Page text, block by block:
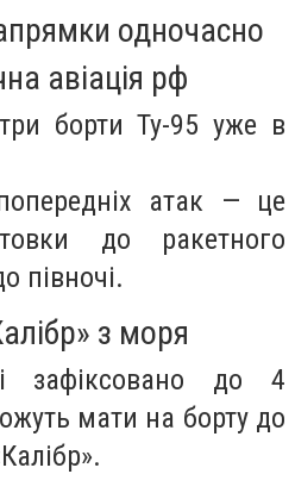
одночасно
авіація рф
борти Ту-95 уже в
атак — це
до ракетного
півночі.
з моря
зафіксовано до 4
мати на борту до